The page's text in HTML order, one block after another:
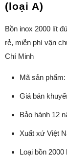
(loại A)
Bồn inox 2000 lít
rẻ, miễn phí vận
Chí Minh
Mã sản
Giá bán
Bảo hành 12
Xuất xứ Việt
Loại bồn